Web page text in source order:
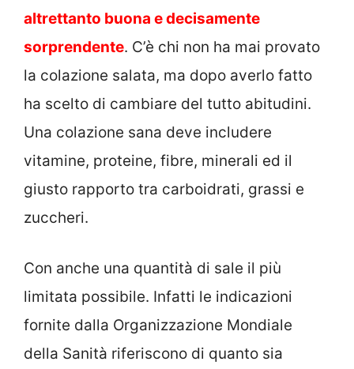
altrettanto buona e decisamente
sorprendente. C’è chi non ha mai provato
la colazione salata, ma dopo averlo fatto
ha scelto di cambiare del tutto abitudini.
Una colazione sana deve includere
vitamine, proteine, fibre, minerali ed il
giusto rapporto tra carboidrati, grassi e
zuccheri.
Con anche una quantità di sale il più
limitata possibile. Infatti le indicazioni
fornite dalla Organizzazione Mondiale
della Sanità riferiscono di quanto sia